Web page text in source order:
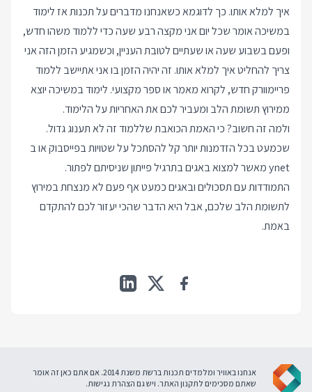
איך למלא אותו. כך לדוגמא כשאנחנו מדברים על תכנות אז לימוד
במשיכה אומר שכל יום אני מקצה רבע שעה כדי ללמוד משהו חדש,
ופעם בשבוע שעה או שעתיים לטובת העניין, וכשמגיע הזמן הזה אני
צריך להחליט איך למלא אותו. זה יהיה הזמן בו אני אתיישב ללמוד
פריימוורק חדש, לקרוא מאמר או ספר מקצועי. לימוד במשיכה יוצא
ממירוץ תשומת הלב ומעביר לכם את האחריות על הלימוד.
ולמה זה חשוב? כי האמת הכואבת שללמוד זה לא תענוג גדול.
שכמעט בכל הזדמנות יותר קל להסתכל על שטויות בפייסבוק או ב
ynet מאשר למצוא באגים בתרגיל פייתון שניסיתם לפתור.
התמודדות עם תסכולים ובאגים כמעט אף פעם לא מנצחת במירוץ
לתשומת הלב שלכם, אבל היא הדבר שהכי יעזור לכם להתקדם
באמת.
אנחנו באוויר ומלמדים תכנות ברשת משנת 2014. אם אתם כאן זה אומר
שאתם מסכימים לתקנון האתר. ויש גם הצהרת נגישות.